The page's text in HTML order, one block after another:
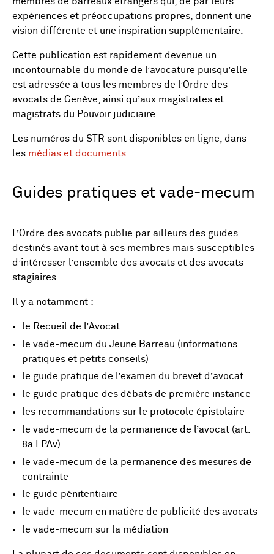
expériences et préoccupations propres, donnent une
vision différente et une inspiration supplémentaire.
Cette publication est rapidement devenue un
incontournable du monde de l’avocature puisqu’elle
est adressée à tous les membres de l’Ordre des
avocats de Genève, ainsi qu’aux magistrates et
magistrats du Pouvoir judiciaire.
Les numéros du STR sont disponibles en ligne, dans
les médias et documents
Guides pratiques et vade-mecum
L’Ordre des avocats publie par ailleurs des guides
destinés avant tout à ses membres mais susceptibles
d’intéresser l’ensemble des avocats et des avocats
stagiaires.
Il y a notamment :
le Recueil de l’Avocat
le vade-mecum du Jeune Barreau (informations
pratiques et petits conseils)
le guide pratique de l’examen du brevet d’avocat
le guide pratique des débats de première instance
les recommandations sur le protocole épistolaire
le vade-mecum de la permanence de l’avocat (art.
8a LPAv)
le vade-mecum de la permanence des mesures de
contrainte
le guide pénitentiaire
le vade-mecum en matière de publicité des avocats
le vade-mecum sur la médiation